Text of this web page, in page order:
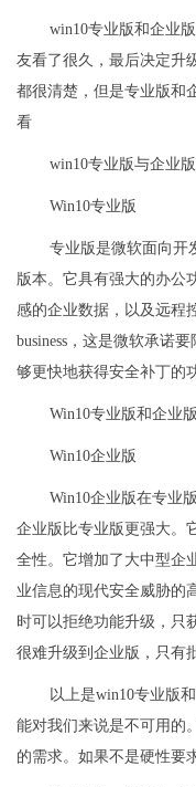
win10专业版和企业
友看了很久，最后决定升
都很清楚，但是专业版和
看
win10专业版与企业
Win10专业版
专业版是微软面向开
版本。它具有强大的办公
感的企业数据，以及远程
business，这是微软承诺
够更快地获得安全补丁的
Win10专业版和企业
Win10企业版
Win10企业版在专业
企业版比专业版更强大。
全性。它增加了大中型企
业信息的现代安全威胁的
时可以拒绝功能升级，只
很难升级到企业版，只有
以上是win10专业版
能对我们来说是不可用的
的需求。如果不是硬性要